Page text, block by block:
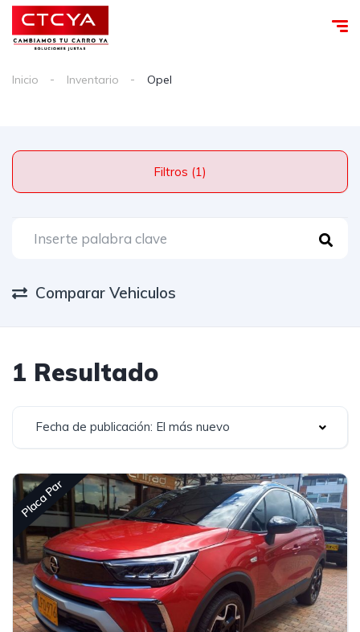
Inicio Inventario Opel
Filtros (1)
Comparar Vehiculos
1 Resultado
Fecha de publicación: El más nuevo
Placa Par